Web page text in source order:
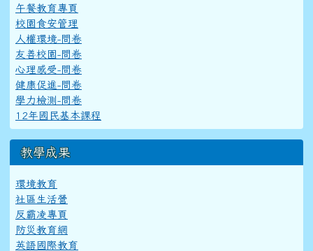
午餐教育專頁
校園食安管理
人權環境-問卷
友善校園-問卷
心理感受-問卷
健康促進-問卷
學力檢測-問卷
12年國民基本課程
教學成果
環境教育
社區生活營
反霸凌專頁
防災教育網
英語國際教育